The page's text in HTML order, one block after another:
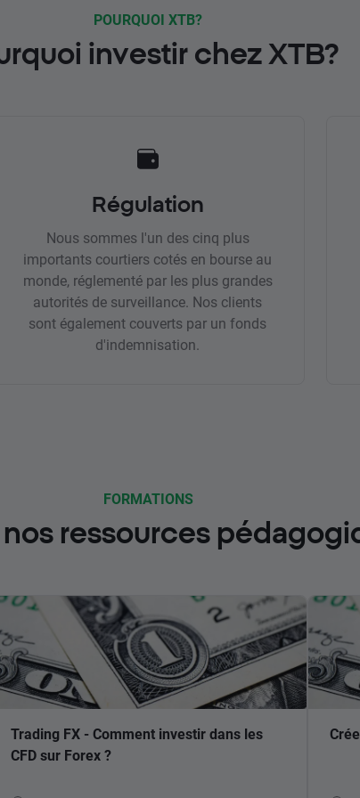
POURQUOI XTB?
investir chez XTB?
Régulation
Nous sommes l'un des cinq plus
importants courtiers cotés en bourse au
monde, réglementé par les plus grandes
autorités de surveillance. Nos clients
sont également couverts par un fonds
d'indemnisation.
FORMATIONS
ressources
Trading FX - Comment investir dans les
CFD sur Forex ?